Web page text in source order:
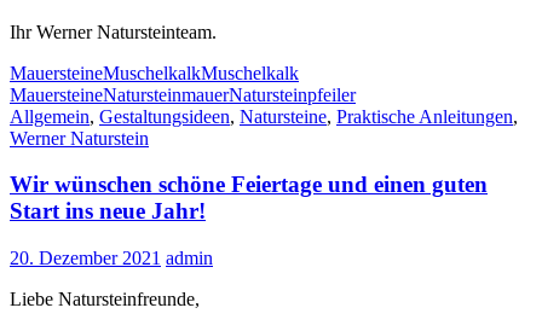
Ihr Werner Natursteinteam.
MauersteineMuschelkalkMuschelkalk
MauersteineNatursteinmauerNatursteinpfeiler
Allgemein, Gestaltungsideen, Natursteine, Praktische Anleitungen,
Werner Naturstein
Wir wünschen schöne Feiertage und einen guten
Start ins neue Jahr!
20. Dezember 2021 admin
Liebe Natursteinfreunde,